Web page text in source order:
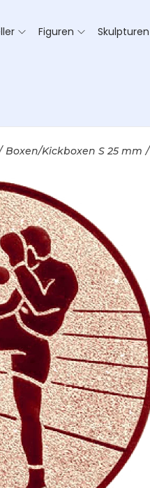
Figuren Skulpturen
Boxen/Kickboxen S 25 mm /